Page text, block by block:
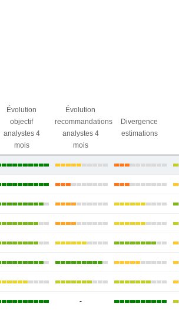
Évolution
objectif
analystes 4
mois
Évolution
recommandations
analystes 4
mois
Divergence
estimations
-